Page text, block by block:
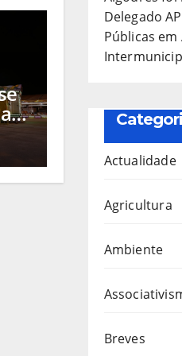
a
Delegado
Públicas
Actualidade
Agricultura
Ambiente
Breves